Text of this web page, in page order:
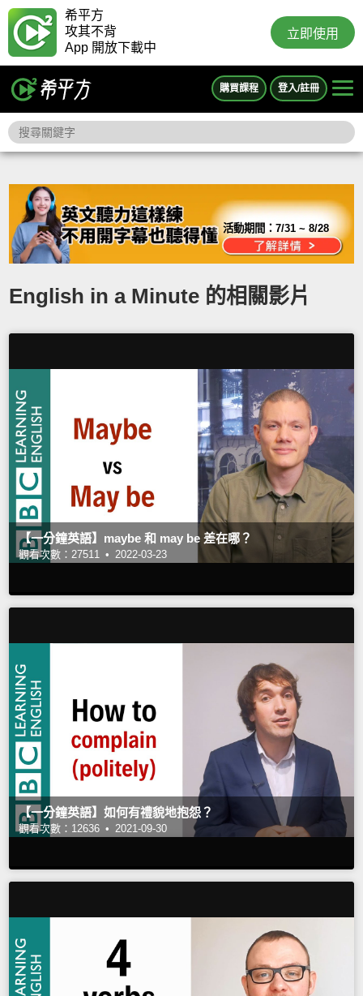
希平方
攻其不背
App 開放下載中
立即使用
購買課程 登入/註冊
活動期間：7/31 ~ 8/28
English in a Minute 的相關影片
【一分鐘英語】maybe 和 may be 差在哪？
觀看次數：27511 • 2022-03-23
【一分鐘英語】如何有禮貌地抱怨？
觀看次數：12636 • 2021-09-30